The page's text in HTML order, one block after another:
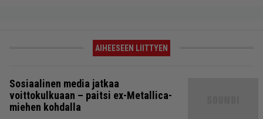
AIHEESEEN LIITTYEN
Sosiaalinen media jatkaa
voittokulkuaan – paitsi ex-Metallica-
miehen kohdalla